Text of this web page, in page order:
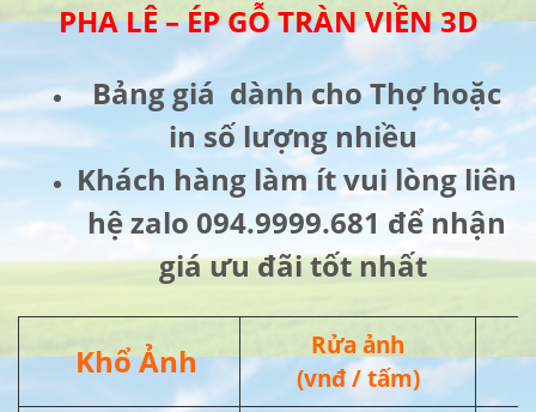
PHA LÊ – ÉP GỖ TRÀN VIỀN 3D
Bảng giá dành cho Thợ hoặc
in số lượng nhiều
Khách hàng làm ít vui lòng liên
hệ zalo 094.9999.681 để nhận
giá ưu đãi tốt nhất
Khổ Ảnh
Rửa ảnh
(vnđ / tấm)